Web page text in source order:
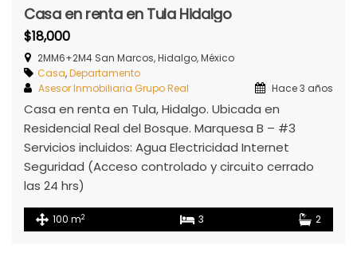
Casa en renta en Tula Hidalgo
$18,000
2MM6+2M4 San Marcos, Hidalgo, México
Casa,Departamento
Asesor Inmobiliaria Grupo Real
Hace 3 años
Casa en renta en Tula, Hidalgo. Ubicada en
Residencial Real del Bosque. Marquesa B – #3
Servicios incluidos: Agua Electricidad Internet
Seguridad (Acceso controlado y circuito cerrado
las 24 hrs)
100 m2 3 2